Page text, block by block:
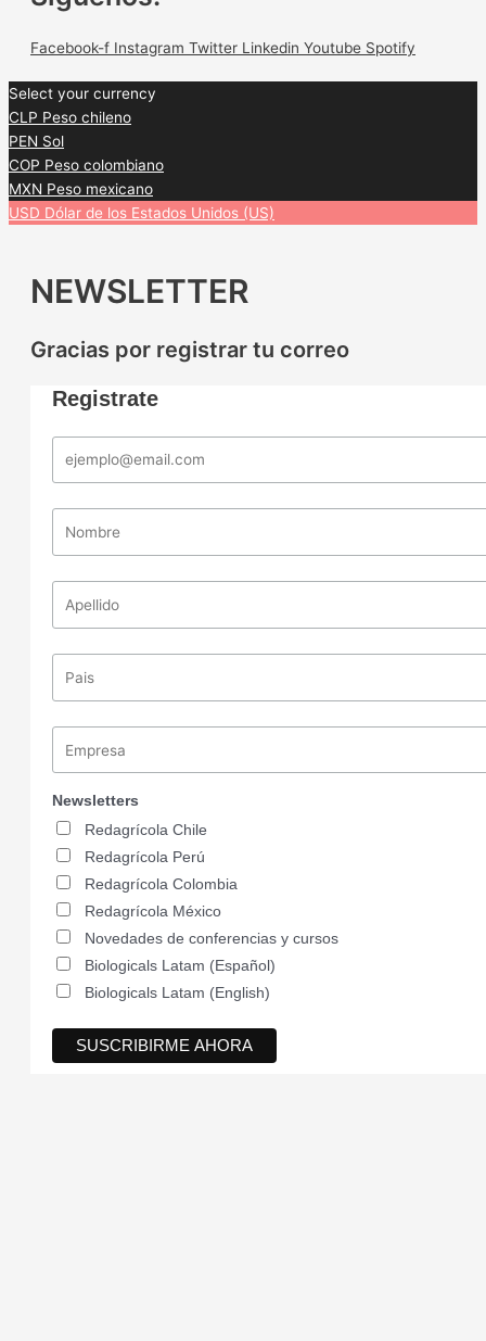
Facebook-f Instagram Twitter Linkedin Youtube Spotify
Select your currency
CLP Peso chileno
PEN Sol
COP Peso colombiano
MXN Peso mexicano
USD Dólar de los Estados Unidos (US)
NEWSLETTER
Gracias por registrar tu correo
Registrate
Newsletters
Redagrícola Chile
Redagrícola Perú
Redagrícola Colombia
Redagrícola México
Novedades de conferencias y cursos
Biologicals Latam (Español)
Biologicals Latam (English)